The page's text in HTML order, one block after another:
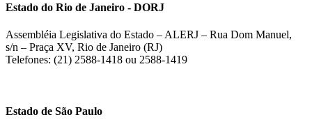
Estado do Rio de Janeiro - DORJ
Assembléia Legislativa do Estado – ALERJ – Rua Dom Manuel,
s/n – Praça XV, Rio de Janeiro (RJ)
Telefones: (21) 2588-1418 ou 2588-1419
Estado de São Paulo